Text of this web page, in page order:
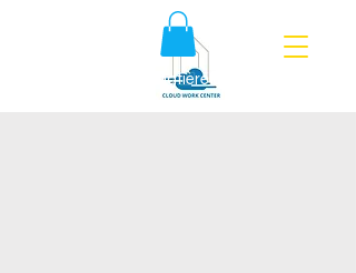
Politique en matière de cookies